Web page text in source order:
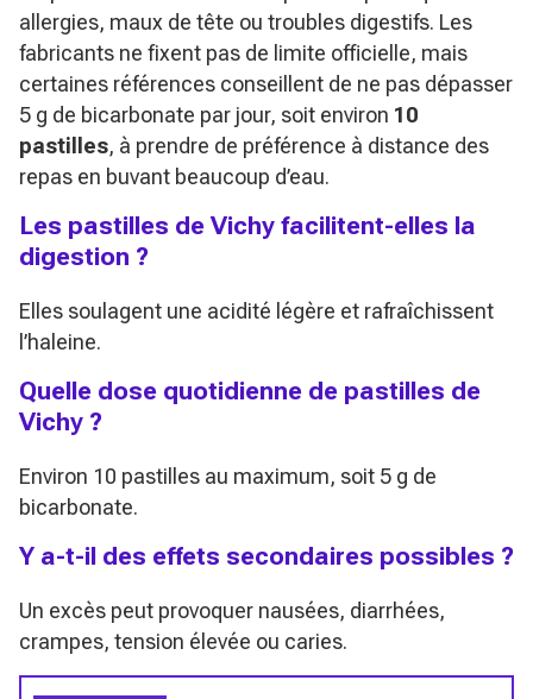
allergies, maux de tête ou troubles digestifs. Les
fabricants ne fixent pas de limite officielle, mais
certaines références conseillent de ne pas dépasser
5 g de bicarbonate par jour, soit environ 10
pastilles, à prendre de préférence à distance des
repas en buvant beaucoup d’eau.
Les pastilles de Vichy facilitent-elles la
digestion ?
Elles soulagent une acidité légère et rafraîchissent
l’haleine.
Quelle dose quotidienne de pastilles de
Vichy ?
Environ 10 pastilles au maximum, soit 5 g de
bicarbonate.
Y a-t-il des effets secondaires possibles ?
Un excès peut provoquer nausées, diarrhées,
crampes, tension élevée ou caries.